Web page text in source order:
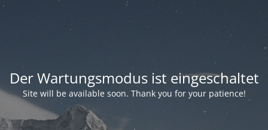
Der Wartungsmodus ist eingeschaltet
Site will be available soon. Thank you for your patience!